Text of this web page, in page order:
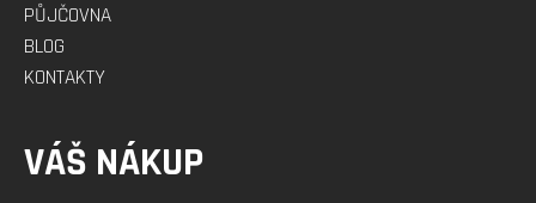
PŮJČOVNA
BLOG
KONTAKTY
VÁŠ NÁKUP